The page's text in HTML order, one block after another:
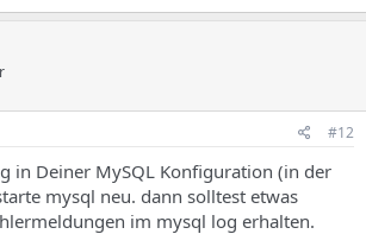
#12
in Deiner MySQL Konfiguration (in der
mysql neu. dann solltest etwas
im mysql log erhalten.